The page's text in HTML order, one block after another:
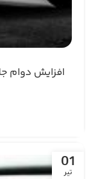
افزایش دوام
01
تیر